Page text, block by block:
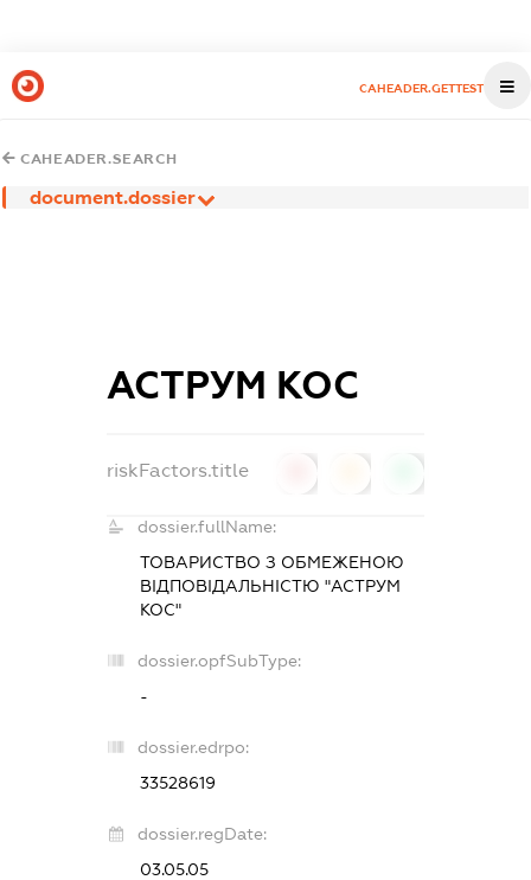
CAHEADER.GETTEST
CAHEADER.SEARCH
document.dossier
АСТРУМ КОС
riskFactors.title
dossier.fullName:
ТОВАРИСТВО З ОБМЕЖЕНОЮ
ВІДПОВІДАЛЬНІСТЮ "АСТРУМ
КОС"
dossier.opfSubType:
-
dossier.edrpo:
33528619
dossier.regDate:
03.05.05